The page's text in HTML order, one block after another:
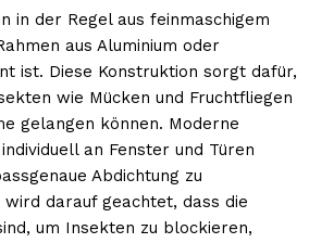
in der Regel aus feinmaschigem
aus Aluminium oder
ist. Diese Konstruktion sorgt dafür,
wie Mücken und Fruchtfliegen
gelangen können. Moderne
an Fenster und Türen
Abdichtung zu
darauf geachtet, dass die
um Insekten zu blockieren,